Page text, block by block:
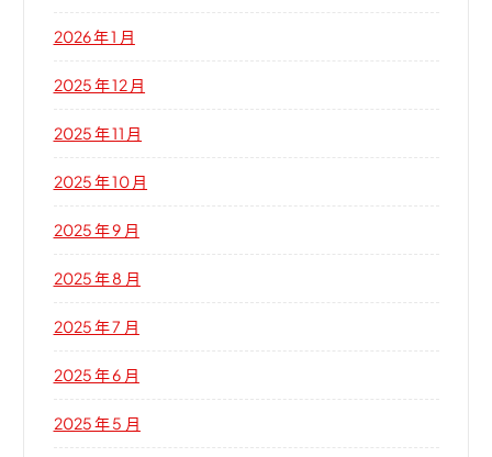
2026 年 1 月
2025 年 12 月
2025 年 11 月
2025 年 10 月
2025 年 9 月
2025 年 8 月
2025 年 7 月
2025 年 6 月
2025 年 5 月